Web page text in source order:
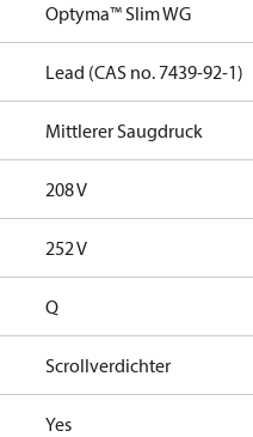
Optyma™ Slim WG
Lead (CAS no. 7439-92-1)
Mittlerer Saugdruck
208 V
252 V
Q
Scrollverdichter
Yes